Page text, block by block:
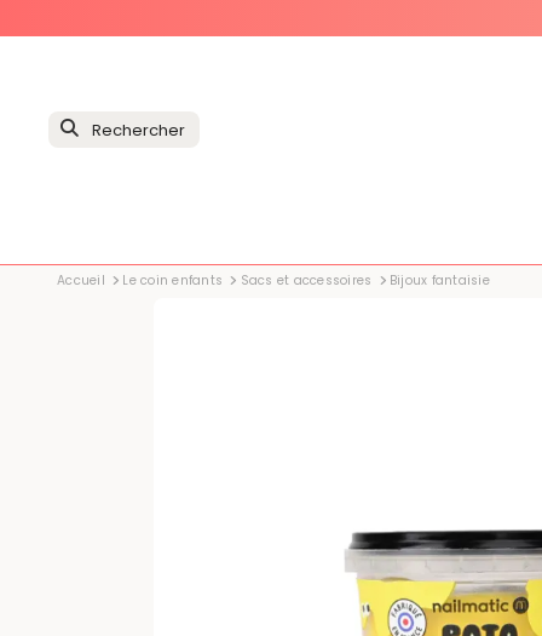
Accueil Le coin enfants Sacs et accessoires Bijoux fantaisie